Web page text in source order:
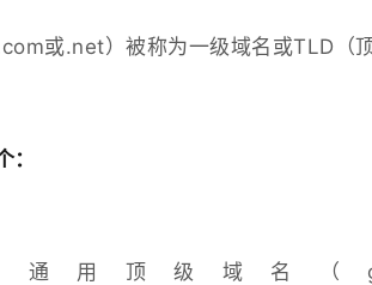
或.net）被称为一级域名或TLD（顶
通用顶级域名（